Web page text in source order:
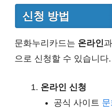
신청 방법
문화누리카드는 온라인과
으로 신청할 수 있습니다.
온라인 신청
공식 사이트